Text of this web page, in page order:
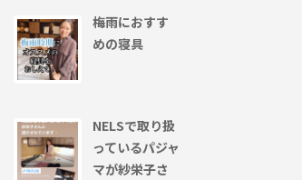
梅雨におすす
めの寝具
NELSで取り扱
っているパジャ
マが紗栄子さ